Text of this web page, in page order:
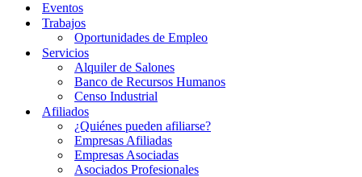
Eventos
Trabajos
Oportunidades de Empleo
Servicios
Alquiler de Salones
Banco de Recursos Humanos
Censo Industrial
Afiliados
¿Quiénes pueden afiliarse?
Empresas Afiliadas
Empresas Asociadas
Asociados Profesionales